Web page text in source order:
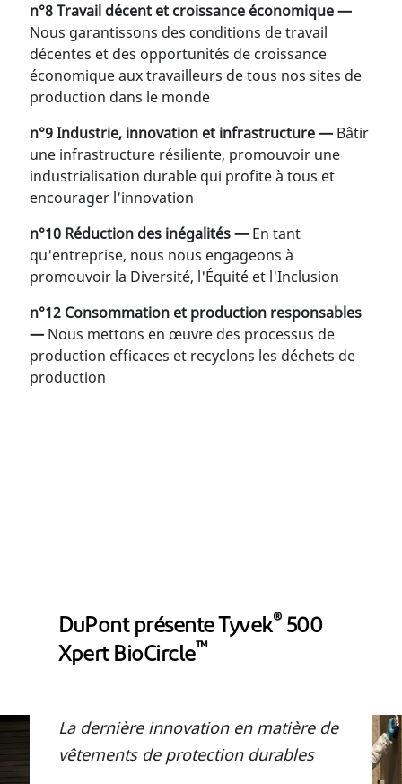
n°8 Travail décent et croissance économique —
Nous garantissons des conditions de travail
décentes et des opportunités de croissance
économique aux travailleurs de tous nos sites de
production dans le monde
n°9 Industrie, innovation et infrastructure — Bâtir
une infrastructure résiliente, promouvoir une
industrialisation durable qui profite à tous et
encourager l’innovation
n°10 Réduction des inégalités — En tant
qu'entreprise, nous nous engageons à
promouvoir la Diversité, l'Équité et l'Inclusion
n°12 Consommation et production responsables
— Nous mettons en œuvre des processus de
production efficaces et recyclons les déchets de
production
DuPont présente Tyvek® 500
Xpert BioCircle™
La dernière innovation en matière de
vêtements de protection durables